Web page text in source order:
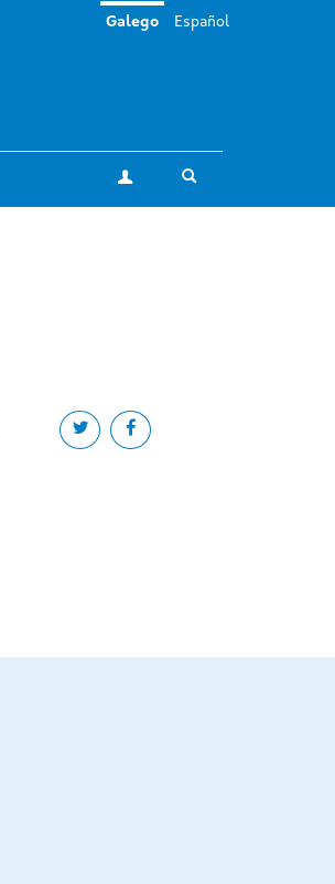
A miña conta
Galego Español
Share on twitter
Share on facebook